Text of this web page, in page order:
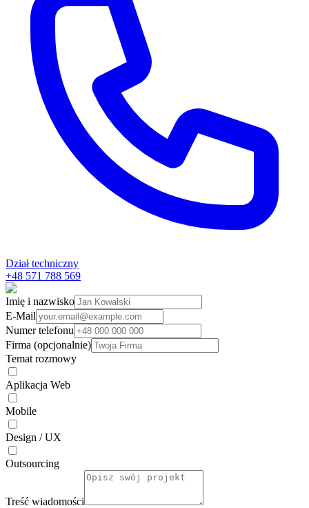
Dział techniczny
+48 571 788 569
Imię i nazwisko
E-Mail
Numer telefonu
Firma (opcjonalnie)
Temat rozmowy
Aplikacja Web
Mobile
Design / UX
Outsourcing
Treść wiadomości